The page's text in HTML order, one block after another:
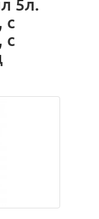
5л.
с
с